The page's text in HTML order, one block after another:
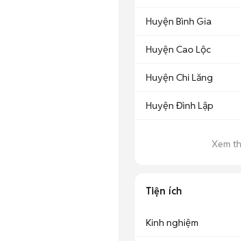
Huyện Bình Gia
Huyện Cao Lộc
Huyện Chi Lăng
Huyện Đình Lập
Xem
Tiện ích
Kinh nghiệm